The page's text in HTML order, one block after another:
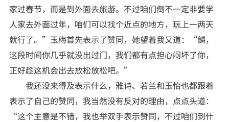
家过春节，而是到外面去旅游。不过咱们倒不一定非要学
人家去外面过年，咱们可以找个近点的地方，玩上一两天
就行了。”玉梅首先表示了赞同，她望着我又道：“麟，
这段时间你几乎就没出过门，我们都有点担心闷坏了你，
正好趁这机会出去放松放松吧。”
我还没来得及表示什么，雅诗、若兰和玉怡也都跟着
表示了自己的赞同，我当然没有反对的理由，点点头道：
“这个主意是不错，我也举双手表示赞同，不过咱们到什